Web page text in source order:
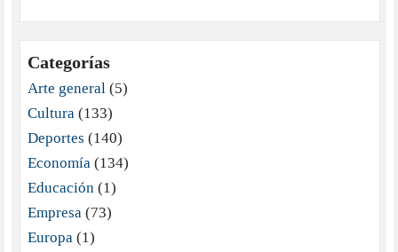
Categorías
Arte general(5)
Cultura(133)
Deportes (140)
Economía(134)
Educación(1)
Empresa(73)
Europa(1)